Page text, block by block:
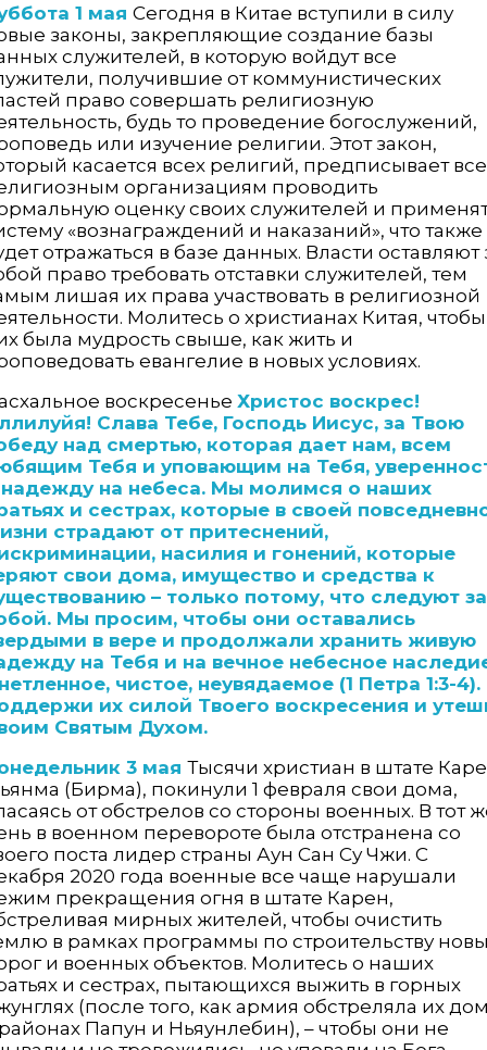
1 мая Сегодня в Китае вступили в силу
законы, закрепляющие создание базы
служителей, в которую войдут все
получившие от коммунистических
право совершать религиозную
будь то проведение богослужений,
или изучение религии. Этот закон,
касается всех религий, предписывает
организациям проводить
оценку своих служителей и
«вознаграждений и наказаний», что также
отражаться в базе данных. Власти оставляют
право требовать отставки служителей, тем
лишая их права участвовать в религиозной
Молитесь о христианах Китая, чтобы
была мудрость свыше, как жить и
евангелие в новых условиях.
воскресенье Христос воскрес!
Слава Тебе, Господь Иисус, за Твою
над смертью, которая дает нам, всем
Тебя и уповающим на Тебя,
на небеса. Мы молимся о наших
и сестрах, которые в своей
страдают от притеснений,
насилия и гонений, которые
свои дома, имущество и средства к
– только потому, что следуют за
Мы просим, чтобы они оставались
в вере и продолжали хранить живую
на Тебя и на вечное небесное
чистое, неувядаемое (1 Петра 1:3-4).
их силой Твоего воскресения и
Святым Духом.
3 мая Тысячи христиан в штате
(Бирма), покинули 1 февраля свои дома,
от обстрелов со стороны военных. В тот
в военном перевороте была отстранена со
поста лидер страны Аун Сан Су Чжи. С
2020 года военные все чаще нарушали
прекращения огня в штате Карен,
мирных жителей, чтобы очистить
в рамках программы по строительству
и военных объектов. Молитесь о наших
и сестрах, пытающихся выжить в горных
(после того, как армия обстреляла их
Папун и Ньяунлебин), – чтобы они не